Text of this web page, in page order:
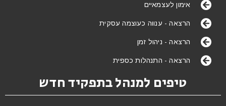
אימון לעצמאיים
הרצאה - ענווה כעוצמה עסקית
הרצאה - ניהול זמן
הרצאה - התנהלות כספית
טיפים למנהל בתפקיד חדש